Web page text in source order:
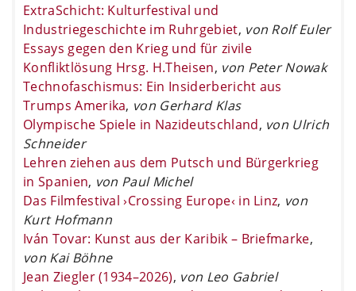
ExtraSchicht: Kulturfestival und
Industriegeschichte im Ruhrgebiet, von Rolf Euler
Essays gegen den Krieg und für zivile
Konfliktlösung Hrsg. H.Theisen, von Peter Nowak
Technofaschismus: Ein Insiderbericht aus
Trumps Amerika, von Gerhard Klas
Olympische Spiele in Nazideutschland, von Ulrich
Schneider
Lehren ziehen aus dem Putsch und Bürgerkrieg
in Spanien, von Paul Michel
Das Filmfestival ›Crossing Europe‹ in Linz, von
Kurt Hofmann
Iván Tovar: Kunst aus der Karibik – Briefmarke,
von Kai Böhne
Jean Ziegler (1934–2026), von Leo Gabriel